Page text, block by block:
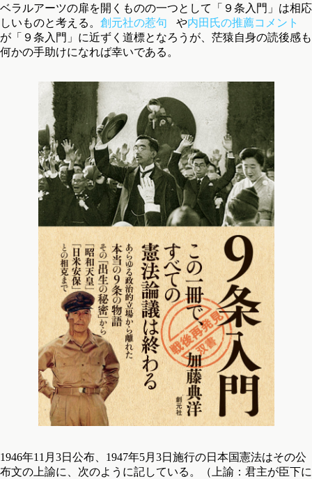
ベラルアーツの扉を開くものの一つとして「９条入門」は相応
しいものと考える。 創元社の惹句 や内田氏の推薦コメント
が「９条入門」に近ずく道標となろうが、茫猿自身の読後感も
何かの手助けになれば幸いである。
1946年11月3日公布、1947年5月3日施行の日本国憲法はその公
布文の上諭に、次のように記している。（上諭：君主が臣下に